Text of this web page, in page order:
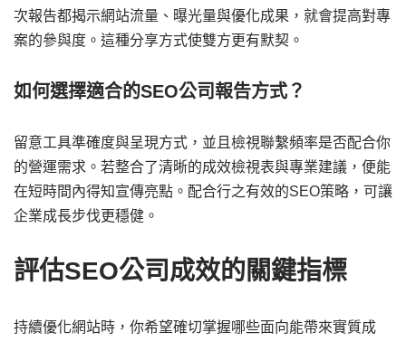
次報告都揭示網站流量、曝光量與優化成果，就會提高對專
案的參與度。這種分享方式使雙方更有默契。
如何選擇適合的SEO公司報告方式？
留意工具準確度與呈現方式，並且檢視聯繫頻率是否配合你
的營運需求。若整合了清晰的成效檢視表與專業建議，便能
在短時間內得知宣傳亮點。配合行之有效的SEO策略，可讓
企業成長步伐更穩健。
評估SEO公司成效的關鍵指標
持續優化網站時，你希望確切掌握哪些面向能帶來實質成